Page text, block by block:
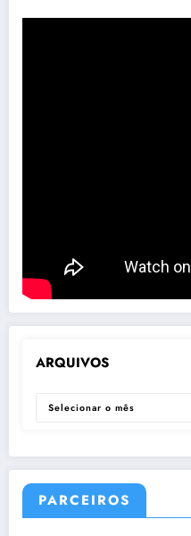
ARQUIVOS
ARQUIVOS
PARCEIROS